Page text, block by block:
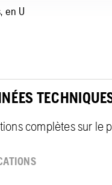
en U
complètes sur le